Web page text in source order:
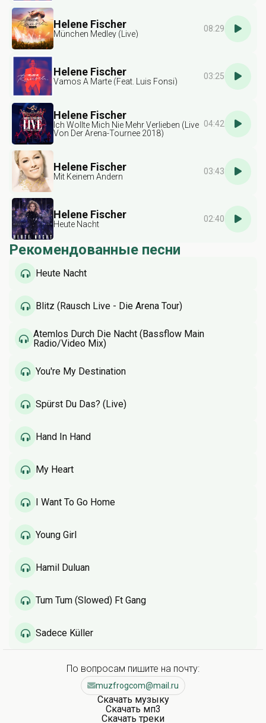
Helene Fischer
München Medley (Live)
08:29
Helene Fischer
Vamos A Marte (Feat. Luis Fonsi)
03:25
Helene Fischer
Ich Wollte Mich Nie Mehr Verlieben (Live
Von Der Arena-Tournee 2018)
04:42
Helene Fischer
Mit Keinem Andern
03:43
Helene Fischer
Heute Nacht
02:40
Рекомендованные песни
Heute Nacht
Blitz (Rausch Live - Die Arena Tour)
Atemlos Durch Die Nacht (Bassflow Main
Radio/Video Mix)
You're My Destination
Spürst Du Das? (Live)
Hand In Hand
My Heart
I Want To Go Home
Young Girl
Hamil Duluan
Tum Tum (Slowed) Ft Gang
Sadece Küller
По вопросам пишите на почту:
muzfrogcom@mail.ru
Скачать музыку
Скачать мп3
Скачать треки